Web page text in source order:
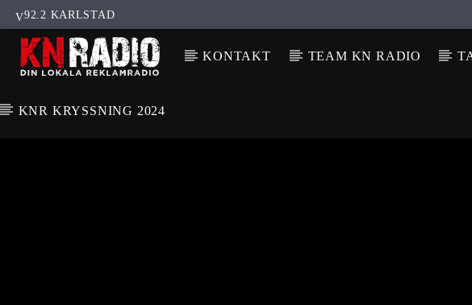
92.2 KARLSTAD
KONTAKT TEAM KN RADIO
KNR KRYSSNING 2024